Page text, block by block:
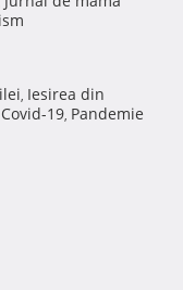
, Iesirea din
Covid-19, Pandemie